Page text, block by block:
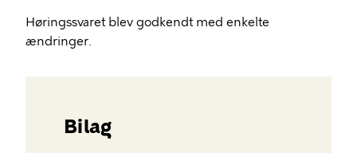
Høringssvaret blev godkendt med enkelte
ændringer.
Bilag